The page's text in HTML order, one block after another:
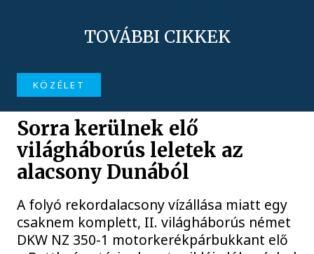
TOVÁBBI CIKKEK
KÖZÉLET
Sorra kerülnek elő
világháborús leletek az
alacsony Dunából
A folyó rekordalacsony vízállása miatt egy
csaknem komplett, II. világháborús német
DKW NZ 350-1 motorkerékpárbukkant elő